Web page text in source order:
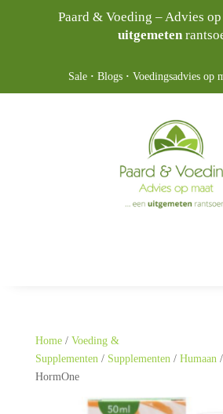
Paard & Voeding – Advies
uitgemeten
Sale ·Blogs ·Voedingsadvies op
Home/ Voeding &
Supplementen/ Supplementen/ Humaan/
HormOne